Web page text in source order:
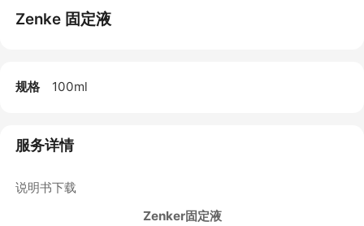
Zenke 固定液
规格 100ml
服务详情
说明书下载
Zenker固定液